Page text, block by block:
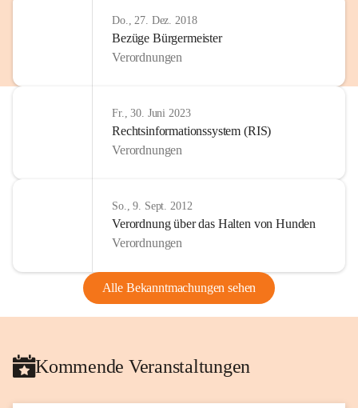
Do., 27. Dez. 2018
Bezüge Bürgermeister
Verordnungen
Fr., 30. Juni 2023
Rechtsinformationssystem (RIS)
Verordnungen
So., 9. Sept. 2012
Verordnung über das Halten von Hunden
Verordnungen
Alle Bekanntmachungen sehen
Kommende Veranstaltungen